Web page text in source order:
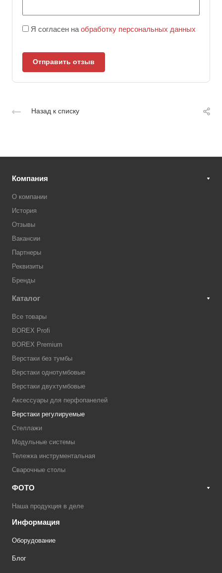
Я согласен наобработку персональных данных
Отправить отзыв
Назад к списку
Компания
О компании
История
Отзывы
Вакансии
Партнеры
Реквизиты
Бренды
Каталог
Все товары
BOREX Profi
BOREX Premium
Верстаки без тумбы
Верстаки однотумбовые
Верстаки двухтумбовые
Аксессуары для перфопанелей
Верстаки регулируемые
Стеллажи
Модульные системы
Тележка инструментальная
Сварочные столы
ФОТО
Наша продукция в деле
Информация
Оборудование
Блог